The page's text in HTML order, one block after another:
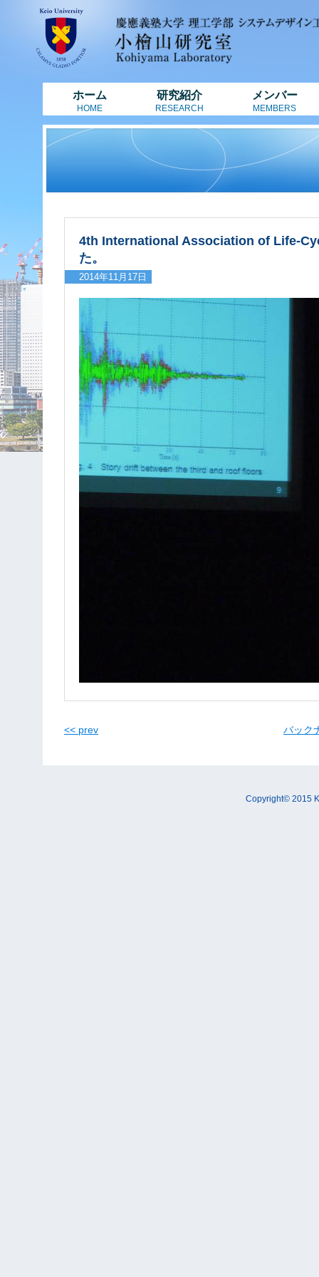
ホーム
HOME
研究紹介
RESEARCH
メンバー
MEMBERS
4th International Association of Life-
た。
2014年11月17日
バック
<< prev
Copyright© 2015